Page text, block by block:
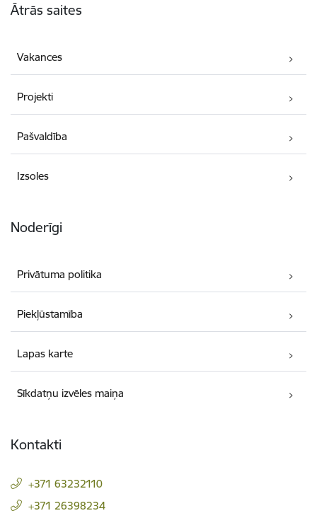
Ātrās saites
Vakances
Projekti
Pašvaldība
Izsoles
Noderīgi
Privātuma politika
Piekļūstamība
Lapas karte
Sīkdatņu izvēles maiņa
Kontakti
+371 63232110
+371 26398234